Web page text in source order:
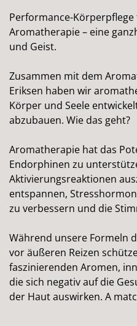
Performance-
Aromatherapie – eine
und Geist.
Zusammen mit dem
Eriksen haben wir
Körper und Seele
abzubauen. Wie das geht?
Aromatherapie hat das
Endorphinen zu
Aktivierungsreaktionen
entspannen,
zu verbessern und die
Während unsere Formeln
vor äußeren Reizen
faszinierenden Aromen,
die sich negativ auf die
der Haut auswirken. A